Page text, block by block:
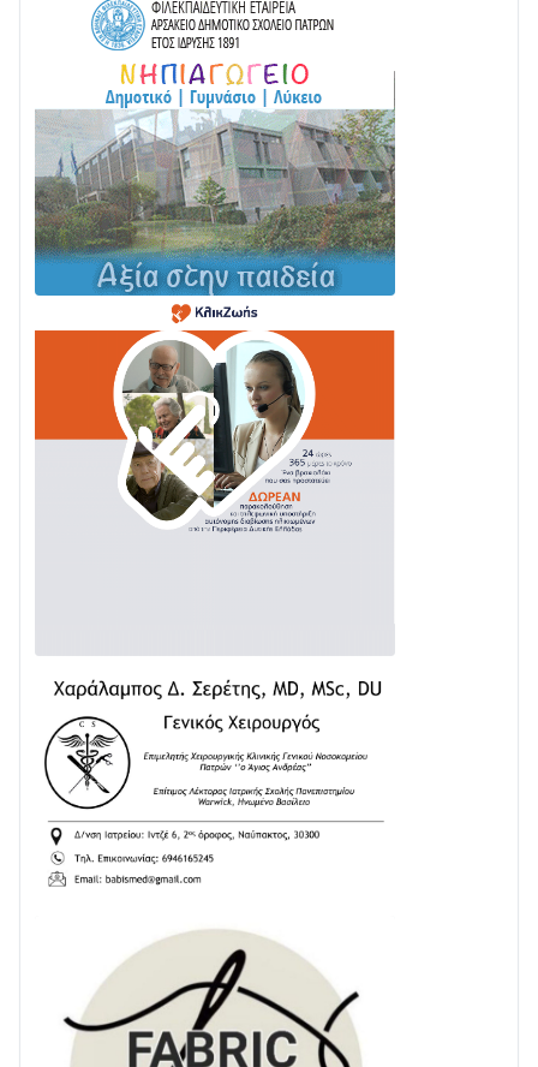
ΤΟ ΠΑΡΤΥ ΣΥΝΕΧΙΖΕΤΑΙ…
05/08 • 08:41
Στο σκοτάδι μεγάλο μέρος στο Λυγιά Ναυπάκτου
04/08 • 19:47
Σε τροχιά υλοποίησης η Παράκαμψη του Κέντρου
της Ναυπάκτου
04/08 • 12:08
Σε φουλ ρυθμούς το τμήμα Βόνιτσα – Άγιος Νικόλαος
| Αυτοψία Καββαδά
Με Αρχιερατική Λαμπρότητα η Πανήγυρη της
Μεταμορφώσεως του Σωτήρος στο Γολέμι
03/08 • 07:45
Ενισχύεται η Πολιτική Προστασία στο Δήμο Αγρινίου
με δύο νέα υδροφόρα οχήματα
02/08 • 18:26
28/07 • 21:46
Διαβάστε την «Ναυπακτία» που κυκλοφορεί
24/07 • 11:31